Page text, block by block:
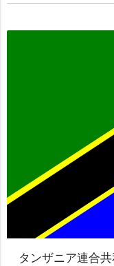
タンザニア連合